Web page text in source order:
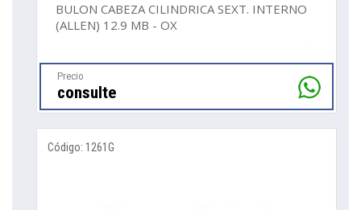
BULON CABEZA CILINDRICA SEXT. INTERNO
(ALLEN) 12.9 MB - OX
Precio
consulte
Código: 1261G